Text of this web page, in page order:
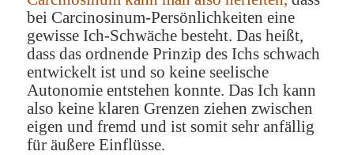
bei Carcinosinum-Persönlichkeiten eine
gewisse Ich-Schwäche besteht. Das heißt,
dass das ordnende Prinzip des Ichs schwach
entwickelt ist und so keine seelische
Autonomie entstehen konnte. Das Ich kann
also keine klaren Grenzen ziehen zwischen
eigen und fremd und ist somit sehr anfällig
für äußere Einflüsse.